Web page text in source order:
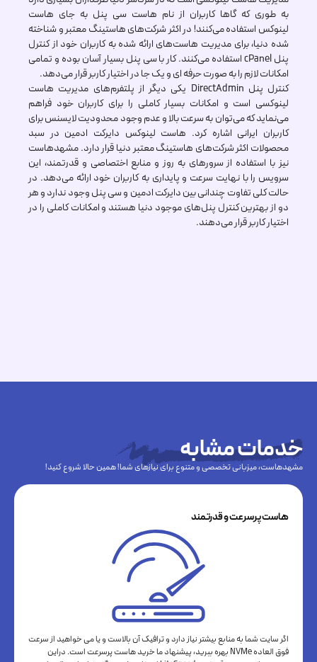
به طوری که گاها کاربران از نام هاست سی پنل به جای هاست
لینوکس استفاده می‌کنند! در اکثر شرکت‌های هاستینگ معتبر و شناخته
شده دنیا، برای مدیریت هاست‌های ارائه شده به کاربران خود از کنترل
پنل cPanel استفاده می‌کنند. کار با سی پنل بسیار آسان بوده و تمامی
امکانات لازم را به صورت حرفه ای و یک جا در اختیار کاربر قرار می‌دهد.
کنترل پنل DirectAdmin یکی دیگر از پلتفرم‌های مدیریت هاست
لینوکسی است و امکانات بسیار کاملی را برای کاربران خود فراهم
می‌نماید که می‌توان به سرعت بالا و عدم وجود محدودیت لایسنس برای
کاربران ایرانی اشاره کرد. هاست لینوکس دایرکت ادمین در سبد
محصولات اکثر شرکت‌های هاستینگ معتبر دنیا قرار دارد. مشهدهاست
نیز با استفاده از سرور‌های به روز و منابع اختصاصی و قدرتمند، این
سرویس را با نهایت سرعت و پایداری به کاربران خود ارائه می‌دهد. در
حالت کلی تفاوت چندانی بین دایرکت ادمین و سی پنل وجود ندارد و هر
دو از بهترین کنترل پنل‌های موجود دنیا هستند و امکانات کاملی را در
اختیار کاربر قرار می‌دهند.
خدمات مشابه
مشهدهاست، میزبانی تخصصی و متنوع برای نیازهای شما! همین حالا شروع کنید!
هاست پرسرعت و قدرتمند
اگر سايت شما به منابع بيشتر نياز دارد و ترافيک آن بالاست و يا مى خواهيد از سرعت
فوق العاده NVMe بهره ببريد، پيشنهاد ما خريد هاست پرسرعت است. دراين